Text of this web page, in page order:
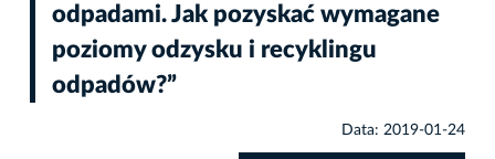
odpadami. Jak pozyskać wymagane
poziomy odzysku i recyklingu
odpadów?”
Data: 2019-01-24